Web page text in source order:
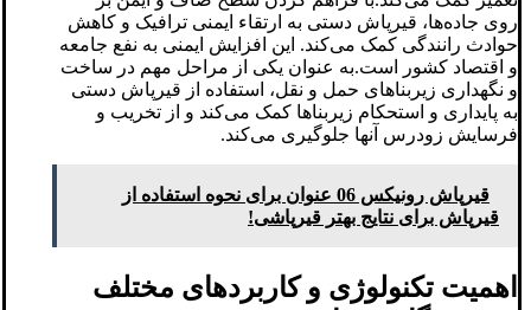
روی جاده‌ها، قیرپاش دستی به ارتقاء ایمنی ترافیک و کاهش
حوادث رانندگی کمک می‌کند. این افزایش ایمنی به نفع جامعه
و اقتصاد کشور است.به عنوان یکی از مراحل مهم در ساخت
و نگهداری زیربناهای حمل و نقل، استفاده از قیرپاش دستی
به پایداری و استحکام زیربناها کمک می‌کند و از تخریب و
فرسایش زودرس آنها جلوگیری می‌کند.
قیرپاش رونیکس 06 عنوان برای نحوه استفاده از
قیرپاش برای نتایج بهتر قیرپاشی!
اهمیت تکنولوژی و کاربردهای مختلف